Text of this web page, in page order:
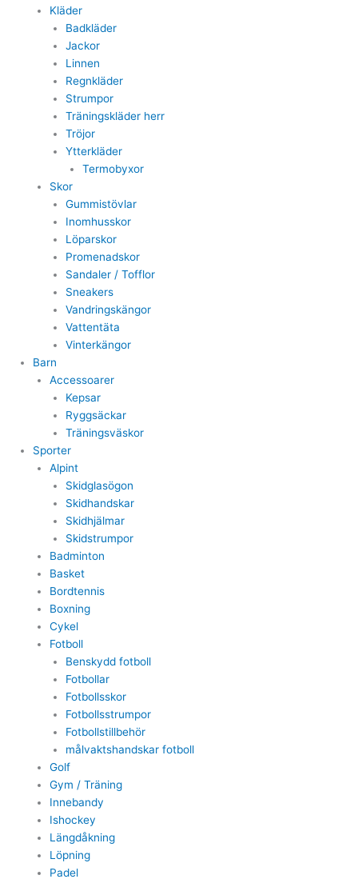
Kläder
Badkläder
Jackor
Linnen
Regnkläder
Strumpor
Träningskläder herr
Tröjor
Ytterkläder
Termobyxor
Skor
Gummistövlar
Inomhusskor
Löparskor
Promenadskor
Sandaler / Tofflor
Sneakers
Vandringskängor
Vattentäta
Vinterkängor
Barn
Accessoarer
Kepsar
Ryggsäckar
Träningsväskor
Sporter
Alpint
Skidglasögon
Skidhandskar
Skidhjälmar
Skidstrumpor
Badminton
Basket
Bordtennis
Boxning
Cykel
Fotboll
Benskydd fotboll
Fotbollar
Fotbollsskor
Fotbollsstrumpor
Fotbollstillbehör
målvaktshandskar fotboll
Golf
Gym / Träning
Innebandy
Ishockey
Längdåkning
Löpning
Padel